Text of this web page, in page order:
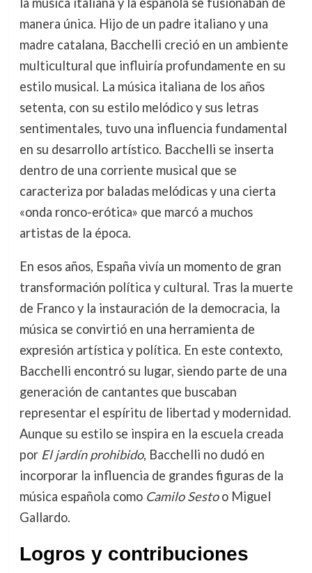
manera única. Hijo de un padre italiano y una
madre catalana, Bacchelli creció en un ambiente
multicultural que influiría profundamente en su
estilo musical. La música italiana de los años
setenta, con su estilo melódico y sus letras
sentimentales, tuvo una influencia fundamental
en su desarrollo artístico. Bacchelli se inserta
dentro de una corriente musical que se
caracteriza por baladas melódicas y una cierta
«onda ronco-erótica» que marcó a muchos
artistas de la época.
En esos años, España vivía un momento de gran
transformación política y cultural. Tras la muerte
de Franco y la instauración de la democracia, la
música se convirtió en una herramienta de
expresión artística y política. En este contexto,
Bacchelli encontró su lugar, siendo parte de una
generación de cantantes que buscaban
representar el espíritu de libertad y modernidad.
Aunque su estilo se inspira en la escuela creada
por El jardín prohibido, Bacchelli no dudó en
incorporar la influencia de grandes figuras de la
música española como Camilo Sestoo Miguel
Gallardo.
Logros y contribuciones